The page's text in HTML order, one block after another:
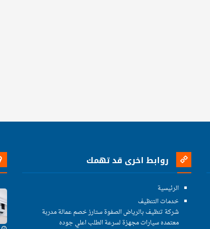
روابط اخرى قد تهمك
الرئيسية
خدمات التنظيف
شركة تنظيف بالرياض الصفوة ستارز خصم عمالة مدربة
معتمده سيارات مجهزة لسرعة الطلب اعلي جوده